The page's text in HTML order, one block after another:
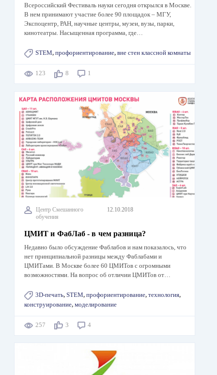
Всероссийский Фестиваль науки сегодня открылся в Москве.
В нем принимают участие более 90 площадок – МГУ,
Экспоцентр, РАН, научные центры, музеи, вузы, парки,
кинотеатры. Насыщенная программа, где…
STEM, профориентирование, вне стен классной комнаты
123 8 1
Центр Смешанного
обучения
12.10.2018
ЦМИТ и ФабЛаб - в чем разница?
Недавно было обсуждение Фаблабов и нам показалось, что
нет принципиальной разницы между Фаблабами и
ЦМИТами. В Москве более 60 ЦМИТов с огромными
возможностями. На вопрос об отличии ЦМИТов от…
3D-печать, STEM, профориентирование, технология,
конструирование, моделирование
257 3 4